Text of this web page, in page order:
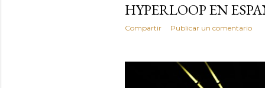
HYPERLOOP EN
Compartir Publicar un comentario